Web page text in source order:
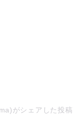
がシェアした投稿